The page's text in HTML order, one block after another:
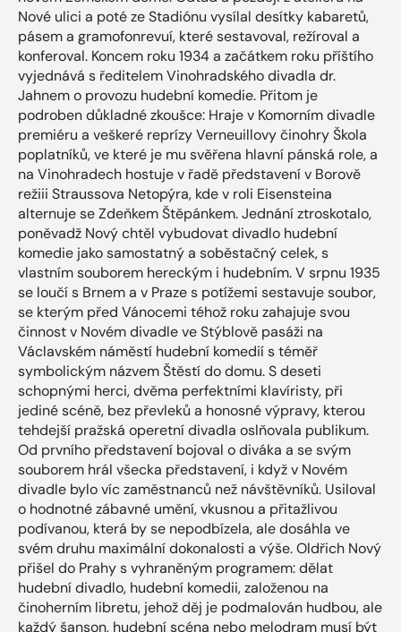
Nové ulici a poté ze Stadiónu vysílal desítky kabaretů,
pásem a gramofonrevuí, které sestavoval, režíroval a
konferoval. Koncem roku 1934 a začátkem roku příštího
vyjednává s ředitelem Vinohradského divadla dr.
Jahnem o provozu hudební komedie. Přitom je
podroben důkladné zkoušce: Hraje v Komorním divadle
premiéru a veškeré reprízy Verneuillovy činohry Škola
poplatníků, ve které je mu svěřena hlavní pánská role, a
na Vinohradech hostuje v řadě představení v Borově
režiii Straussova Netopýra, kde v roli Eisensteina
alternuje se Zdeňkem Štěpánkem. Jednání ztroskotalo,
poněvadž Nový chtěl vybudovat divadlo hudební
komedie jako samostatný a soběstačný celek, s
vlastním souborem hereckým i hudebním. V srpnu 1935
se loučí s Brnem a v Praze s potížemi sestavuje soubor,
se kterým před Vánocemi téhož roku zahajuje svou
činnost v Novém divadle ve Stýblově pasáži na
Václavském náměstí hudební komedií s téměř
symbolickým názvem Štěstí do domu. S deseti
schopnými herci, dvěma perfektními klavíristy, při
jediné scéně, bez převleků a honosné výpravy, kterou
tehdejší pražská operetní divadla oslňovala publikum.
Od prvního představení bojoval o diváka a se svým
souborem hrál všecka představení, i když v Novém
divadle bylo víc zaměstnanců než návštěvníků. Usiloval
o hodnotné zábavné umění, vkusnou a přitažlivou
podívanou, která by se nepodbízela, ale dosáhla ve
svém druhu maximální dokonalosti a výše. Oldřich Nový
přišel do Prahy s vyhraněným programem: dělat
hudební divadlo, hudební komedii, založenou na
činoherním libretu, jehož děj je podmalován hudbou, ale
každý šanson, hudební scéna nebo melodram musí být